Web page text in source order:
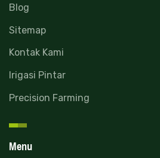
Blog
Sitemap
Kontak Kami
Irigasi Pintar
Precision Farming
Menu